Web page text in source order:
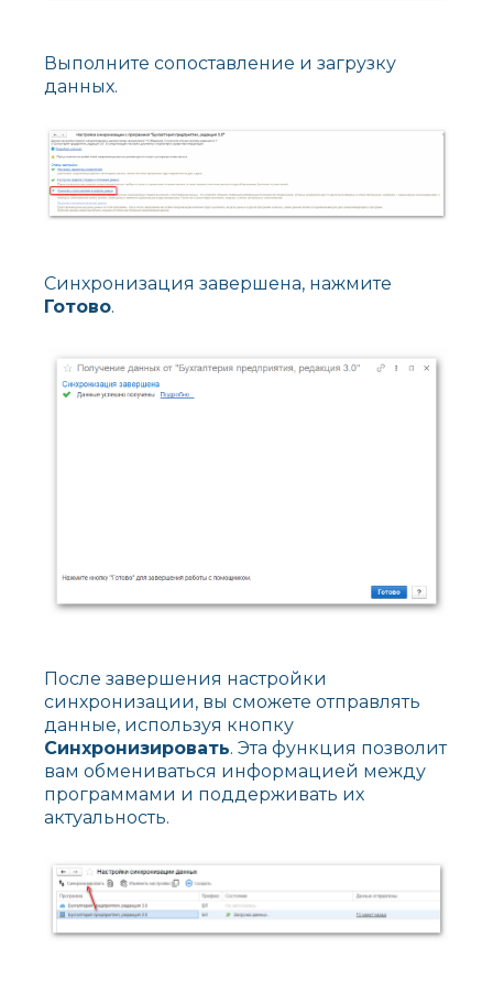
Выполните сопоставление и загрузку
данных.
Синхронизация завершена, нажмите
Готово.
После завершения настройки
синхронизации, вы сможете отправлять
данные, используя кнопку
Синхронизировать. Эта функция позволит
вам обмениваться информацией между
программами и поддерживать их
актуальность.